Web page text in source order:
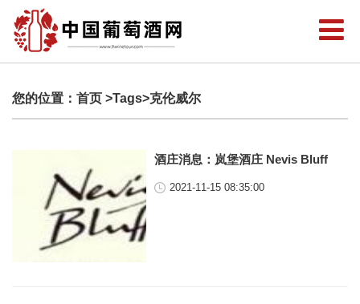
您的位置： 首页 >Tags>克伦威尔
酒庄消息：岚堡酒庄 Nevis Bluff
2021-11-15 08:35:00